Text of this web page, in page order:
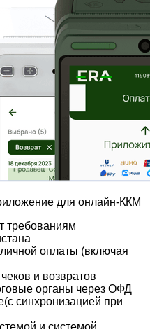
для онлайн-ККМ
требованиям
оплаты (включая
и возвратов
органы через ОФД
синхронизацией при
и системой